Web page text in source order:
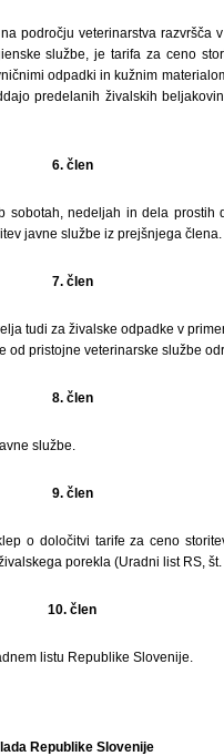
področju veterinarstva razvršča
službe, je tarifa za ceno
odpadki in kužnim
predelanih živalskih
6. člen
sobotah, nedeljah in dela prostih
javne službe iz prejšnjega člena.
7. člen
tudi za živalske odpadke v
pristojne veterinarske službe
8. člen
službe.
9. člen
o določitvi tarife za ceno
porekla (Uradni list RS, št.
10. člen
listu Republike Slovenije.
Republike Slovenije